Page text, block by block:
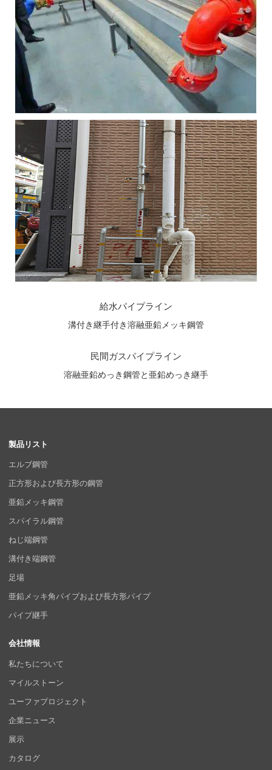
給水パイプライン
溝付き継手付き溶融亜鉛メッキ鋼管
民間ガスパイプライン
溶融亜鉛めっき鋼管と亜鉛めっき継手
製品リスト
エルブ鋼管
正方形および長方形の鋼管
亜鉛メッキ鋼管
スパイラル鋼管
ねじ端鋼管
溝付き端鋼管
足場
亜鉛メッキ角パイプおよび長方形パイプ
パイプ継手
会社情報
私たちについて
マイルストーン
ユーファプロジェクト
企業ニュース
展示
カタログ